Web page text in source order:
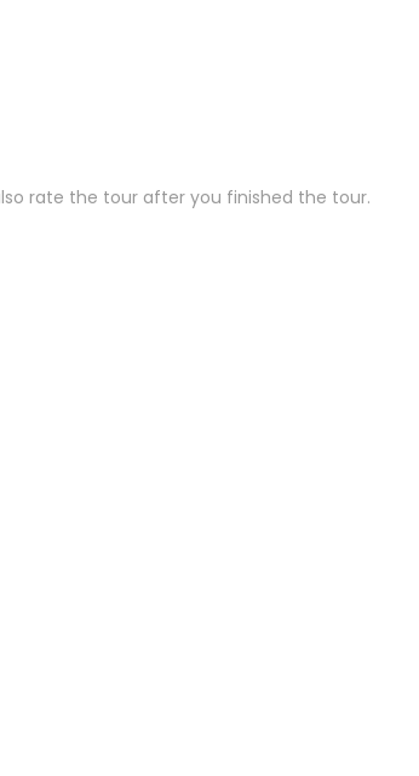
rate the tour after you finished the tour.